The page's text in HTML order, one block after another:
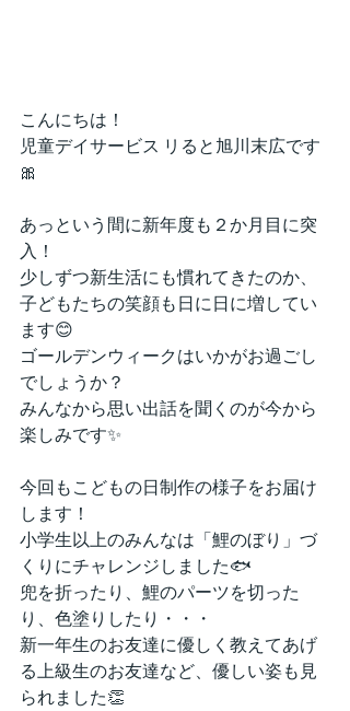
こんにちは！
児童デイサービス リると旭川末広です
🎀
あっという間に新年度も２か月目に突
入！
少しずつ新生活にも慣れてきたのか、
子どもたちの笑顔も日に日に増してい
ます😊
ゴールデンウィークはいかがお過ごし
でしょうか？
みんなから思い出話を聞くのが今から
楽しみです✨
今回もこどもの日制作の様子をお届け
します！
小学生以上のみんなは「鯉のぼり」づ
くりにチャレンジしました🐟
兜を折ったり、鯉のパーツを切った
り、色塗りしたり・・・
新一年生のお友達に優しく教えてあげ
る上級生のお友達など、優しい姿も見
られました👏